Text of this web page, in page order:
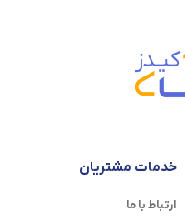
خدمات مشتریان
ارتباط با ما